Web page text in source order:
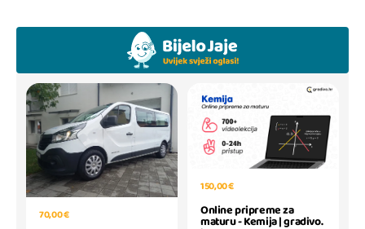
70,00 €
150,00 €
Online pripreme za
maturu - Kemija | gradivo.